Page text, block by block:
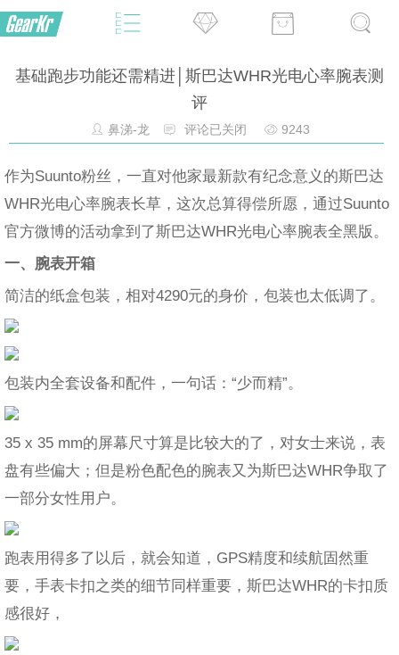
基础跑步功能还需精进│斯巴达WHR光电心率腕表测
评
鼻涕-龙 评论已关闭 9243
作为Suunto粉丝，一直对他家最新款有纪念意义的斯巴达
WHR光电心率腕表长草，这次总算得偿所愿，通过Suunto
官方微博的活动拿到了斯巴达WHR光电心率腕表全黑版。
一、腕表开箱
简洁的纸盒包装，相对4290元的身价，包装也太低调了。
包装内全套设备和配件，一句话：“少而精”。
35 x 35 mm的屏幕尺寸算是比较大的了，对女士来说，表
盘有些偏大；但是粉色配色的腕表又为斯巴达WHR争取了
一部分女性用户。
跑表用得多了以后，就会知道，GPS精度和续航固然重
要，手表卡扣之类的细节同样重要，斯巴达WHR的卡扣质
感很好，